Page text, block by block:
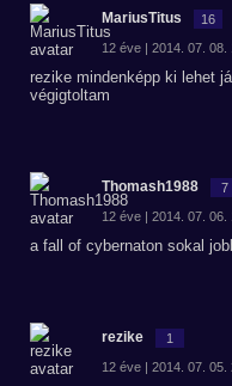
MariusTitus 16
12 éve | 2014. 07. 08.
rezike mindenképp ki lehet
végigtoltam
Thomash1988 7
12 éve | 2014. 07. 06.
a fall of cybernaton sokal
rezike 1
12 éve | 2014. 07. 05.